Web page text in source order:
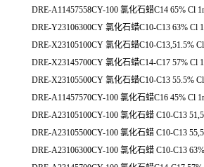
DRE-A11457558CY-100 氯化石蜡C14 65% Cl
DRE-Y23106300CY 氯化石蜡C10-C13 63% Cl
DRE-X23105100CY 氯化石蜡C10-C13,51.5%
DRE-X23145700CY 氯化石蜡C14-C17 57% Cl
DRE-X23105500CY 氯化石蜡C10-C13 55.5%
DRE-A11457570CY-100 氯化石蜡C16 45% Cl
DRE-A23105100CY-100 氯化石蜡 C10-C13
DRE-A23105500CY-100 氯化石蜡 C10-C13
DRE-A23106300CY-100 氯化石蜡 C10-C13